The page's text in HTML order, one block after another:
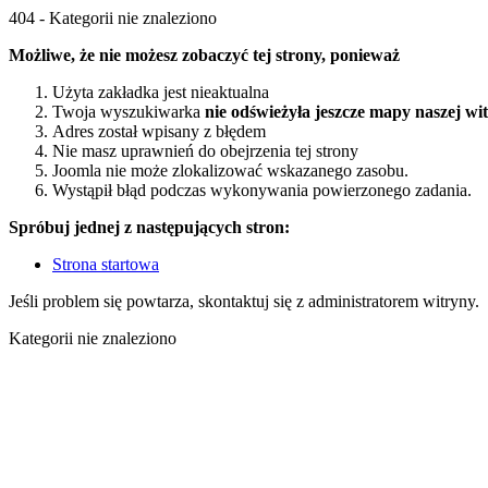
404 - Kategorii nie znaleziono
Możliwe, że nie możesz zobaczyć tej strony, ponieważ
Użyta zakładka jest nieaktualna
Twoja wyszukiwarka nie odświeżyła jeszcze mapy naszej
Adres został wpisany z błędem
Nie masz uprawnień do obejrzenia tej strony
Joomla nie może zlokalizować wskazanego zasobu.
Wystąpił błąd podczas wykonywania powierzonego zadania.
Spróbuj jednej z następujących stron:
Strona startowa
Jeśli problem się powtarza, skontaktuj się z administratorem witryny.
Kategorii nie znaleziono